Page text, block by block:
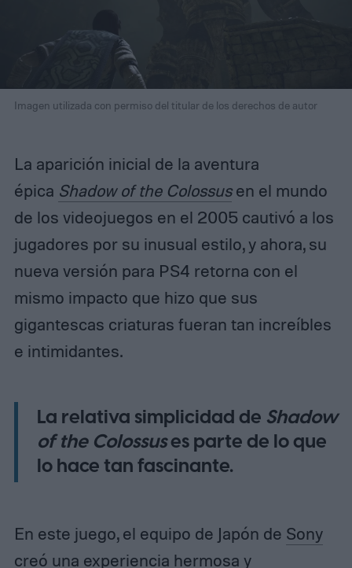
Imagen utilizada con permiso del titular de los derechos de autor
La aparición inicial de la aventura
épica Shadow of the Colossusen el mundo
de los videojuegos en el 2005 cautivó a los
jugadores por su inusual estilo, y ahora, su
nueva versión para PS4 retorna con el
mismo impacto que hizo que sus
gigantescas criaturas fueran tan increíbles
e intimidantes.
La relativa simplicidad de Shadow
of the Colossuses parte de lo que
lo hace tan fascinante.
En este juego, el equipo de Japón de Sony
creó una experiencia hermosa y